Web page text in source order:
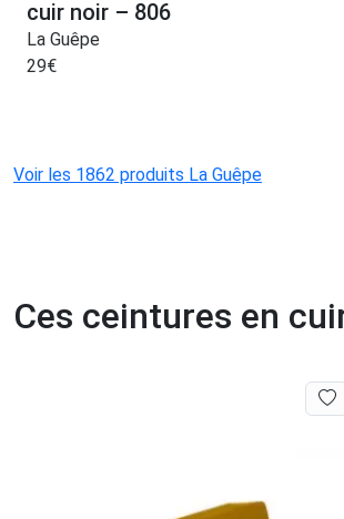
cuir noir – 806
La Guêpe
29€
Voir les 1862 produits La Guêpe
Ces ceintures en